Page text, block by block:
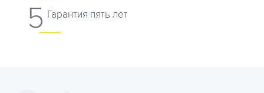
5 Гарантия пять лет